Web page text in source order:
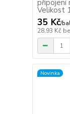
připojení
Velikost
35 Kč/
28,93 Kč
Novinka